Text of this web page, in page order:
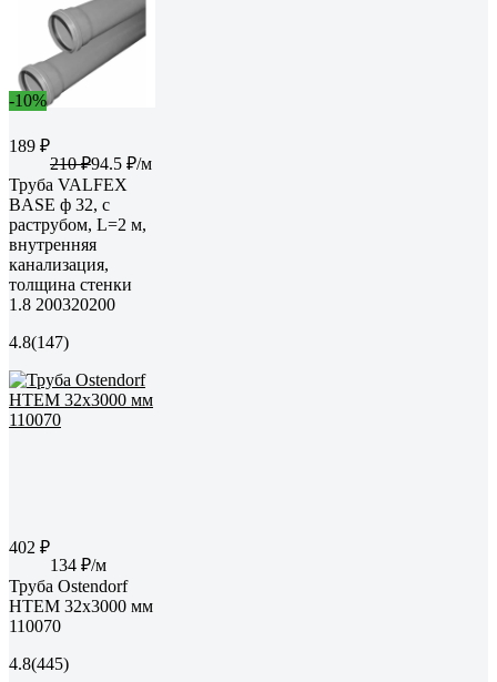
-10%
189 ₽
210 ₽94.5 ₽/м
Труба VALFEX
BASE ф 32, с
раструбом, L=2 м,
внутренняя
канализация,
толщина стенки
1.8 200320200
4.8(147)
402 ₽
134 ₽/м
Труба Ostendorf
HTEM 32x3000 мм
110070
4.8(445)